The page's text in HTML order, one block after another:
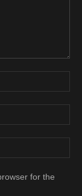
for the